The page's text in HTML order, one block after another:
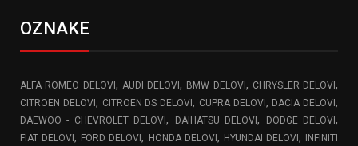
OZNAKE
ALFA ROMEO DELOVI , AUDI DELOVI , BMW DELOVI , CHRYSLER DELOVI ,
CITROEN DELOVI , CITROEN DS DELOVI , CUPRA DELOVI , DACIA DELOVI ,
DAEWOO - CHEVROLET DELOVI, DAIHATSU DELOVI, DODGE DELOVI,
FIAT DELOVI, FORD DELOVI, HONDA DELOVI , HYUNDAI DELOVI ,
INFINITI